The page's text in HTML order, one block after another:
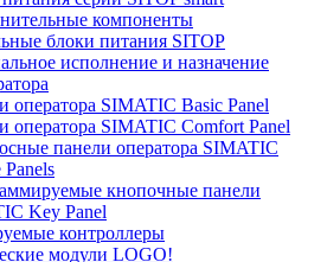
компоненты
блоки питания SITOP
исполнение и назначение
оператора SIMATIC Basic Panel
оператора SIMATIC Comfort Panel
панели оператора SIMATIC
кнопочные панели
Key Panel
контроллеры
модули LOGO!